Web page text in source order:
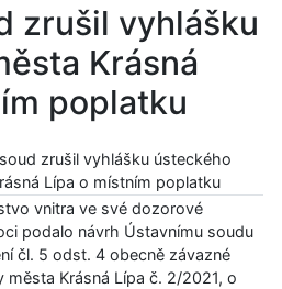
zrušil vyhlášku
Krásná
poplatku
zrušil vyhlášku ústeckého
Lípa o místním poplatku
vnitra ve své dozorové
podalo návrh Ústavnímu soudu
čl. 5 odst. 4 obecně závazné
města Krásná Lípa č. 2/2021, o